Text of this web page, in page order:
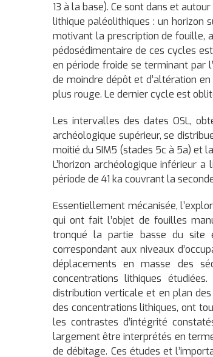
13 à la base). Ce sont dans et
lithique paléolithiques : un horizon
motivant la prescription de fouille,
pédosédimentaire de ces cycles
en période froide se terminant par
de moindre dépôt et d’altération
plus rouge. Le dernier cycle est
Les intervalles des dates OSL,
archéologique supérieur, se
moitié du SIM5 (stades 5c à 5a) et
L’horizon archéologique inférieur
période de 41 ka couvrant la
Essentiellement mécanisée,
qui ont fait l’objet de fouilles
tronqué la partie basse du site
correspondant aux niveaux
déplacements en masse des
concentrations lithiques
distribution verticale et en plan
des concentrations lithiques, ont
les contrastes d’intégrité
largement être interprétés en
de débitage. Ces études et